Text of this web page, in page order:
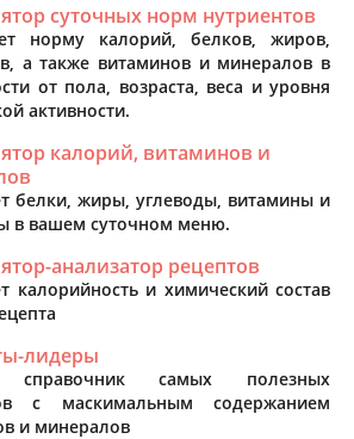
суточных норм нутриентов
норму калорий, белков, жиров,
а также витаминов и минералов в
от пола, возраста, веса и уровня
активности.
калорий, витаминов и
белки, жиры, углеводы, витамины и
в вашем суточном меню.
анализатор рецептов
калорийность и химический состав
лидеры
справочник самых полезных
с маскимальным содержанием
и минералов